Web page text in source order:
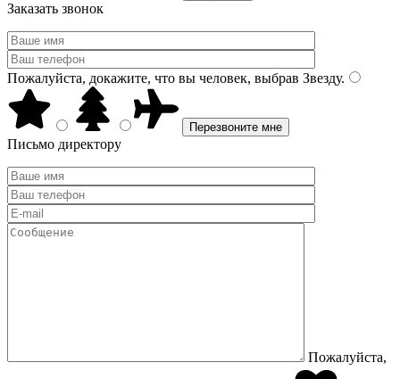
Заказать звонок
Пожалуйста, докажите, что вы человек, выбрав Звезду.
Письмо директору
Пожалуйста,